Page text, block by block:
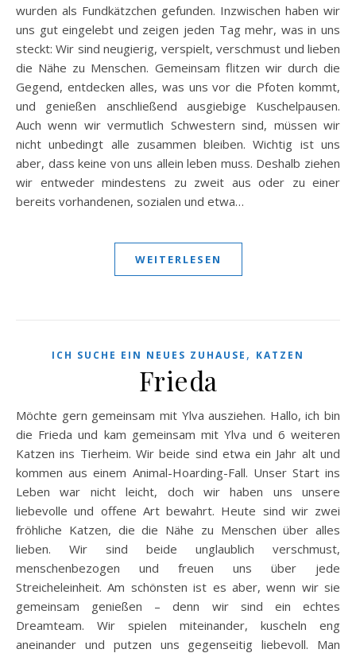
wurden als Fundkätzchen gefunden. Inzwischen haben wir
uns gut eingelebt und zeigen jeden Tag mehr, was in uns
steckt: Wir sind neugierig, verspielt, verschmust und lieben
die Nähe zu Menschen. Gemeinsam flitzen wir durch die
Gegend, entdecken alles, was uns vor die Pfoten kommt,
und genießen anschließend ausgiebige Kuschelpausen.
Auch wenn wir vermutlich Schwestern sind, müssen wir
nicht unbedingt alle zusammen bleiben. Wichtig ist uns
aber, dass keine von uns allein leben muss. Deshalb ziehen
wir entweder mindestens zu zweit aus oder zu einer
bereits vorhandenen, sozialen und etwa…
WEITERLESEN
ICH SUCHE EIN NEUES ZUHAUSE , KATZEN
Frieda
Möchte gern gemeinsam mit Ylva ausziehen. Hallo, ich bin
die Frieda und kam gemeinsam mit Ylva und 6 weiteren
Katzen ins Tierheim. Wir beide sind etwa ein Jahr alt und
kommen aus einem Animal-Hoarding-Fall. Unser Start ins
Leben war nicht leicht, doch wir haben uns unsere
liebevolle und offene Art bewahrt. Heute sind wir zwei
fröhliche Katzen, die die Nähe zu Menschen über alles
lieben. Wir sind beide unglaublich verschmust,
menschenbezogen und freuen uns über jede
Streicheleinheit. Am schönsten ist es aber, wenn wir sie
gemeinsam genießen – denn wir sind ein echtes
Dreamteam. Wir spielen miteinander, kuscheln eng
aneinander und putzen uns gegenseitig liebevoll. Man